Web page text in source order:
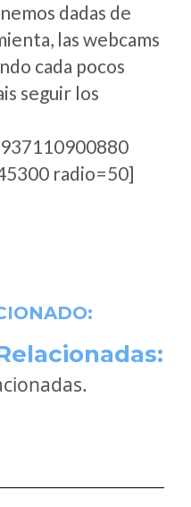
dadas de
las webcams
cada pocos
seguir los
radio=50]